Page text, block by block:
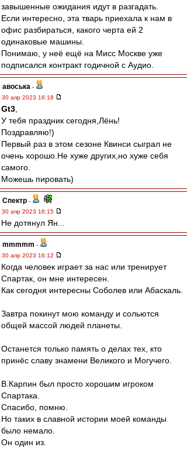
завышенные ожидания идут в разгадать.
Если интересно, эта тварь приехала к нам в
офис разбираться, какого черта ей 2
одинаковые машины.
Понимаю, у неё ещё на Мисс Москве уже
подписался контракт годичной с Аудио.
авоська -
30 апр 2023 16:18
Gt3
У тебя праздник сегодня,Лёнь!
Поздравляю!)
Первый раз в этом сезоне Квинси сыграл не
очень хорошо.Не хуже других,но хуже себя
самого.
Можешь пировать)
Спектр -
30 апр 2023 16:15
Не дотянул Ян...
mmmmm -
30 апр 2023 16:12
Когда человек играет за нас или тренирует
Спартак, он мне интересен.
Как сегодня интересны Соболев или Абаскаль.
Завтра покинут мою команду и сольются
общей массой людей планеты.
Останется только память о делах тех, кто
принёс славу знамени Великого и Могучего.
В.Карпин был просто хорошим игроком
Спартака.
Спасибо, помню.
Но таких в славной истории моей команды
было немало.
Он один из.